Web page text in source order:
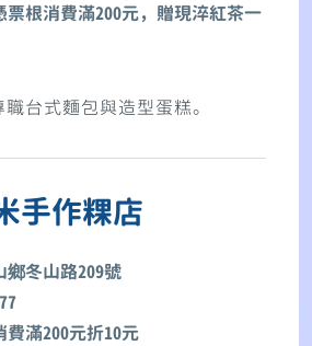
根消費滿200元，贈現淬紅茶一
台式麵包與造型蛋糕。
手作粿店
冬山路209號
滿200元折10元